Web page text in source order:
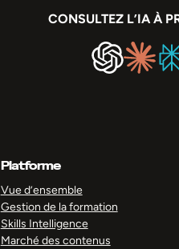
CONSULTEZ L’IA À
Platforme
Vue d’ensemble
Gestion de la formation
Skills Intelligence
Marché des contenus